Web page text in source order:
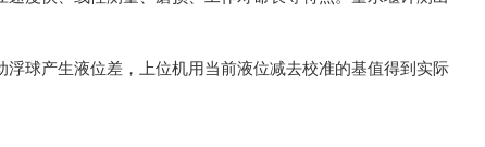
球产生液位差，上位机用当前液位减去校准的基值得到实际